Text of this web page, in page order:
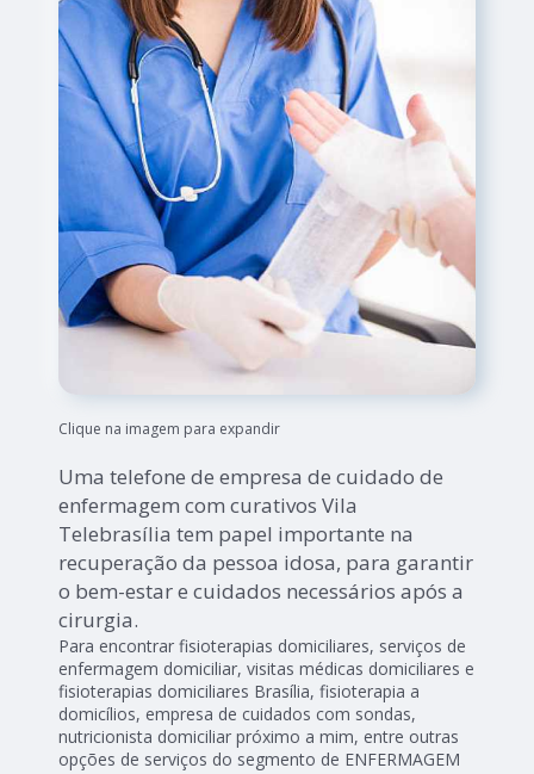
Clique na imagem para expandir
Uma telefone de empresa de cuidado de
enfermagem com curativos Vila
Telebrasília tem papel importante na
recuperação da pessoa idosa, para garantir
o bem-estar e cuidados necessários após a
cirurgia.
Para encontrar fisioterapias domiciliares, serviços de
enfermagem domiciliar, visitas médicas domiciliares e
fisioterapias domiciliares Brasília, fisioterapia a
domicílios, empresa de cuidados com sondas,
nutricionista domiciliar próximo a mim, entre outras
opções de serviços do segmento de ENFERMAGEM